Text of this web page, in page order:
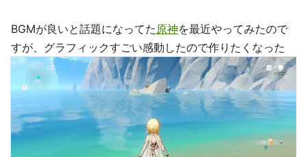
BGMが良いと話題になってた原神を最近やってみたので
すが、グラフィックすごい感動したので作りたくなった